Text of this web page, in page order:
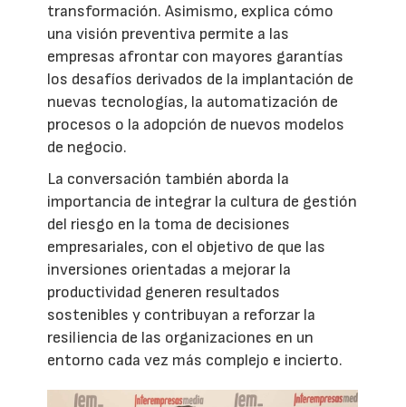
transformación. Asimismo, explica cómo
una visión preventiva permite a las
empresas afrontar con mayores garantías
los desafíos derivados de la implantación de
nuevas tecnologías, la automatización de
procesos o la adopción de nuevos modelos
de negocio.
La conversación también aborda la
importancia de integrar la cultura de gestión
del riesgo en la toma de decisiones
empresariales, con el objetivo de que las
inversiones orientadas a mejorar la
productividad generen resultados
sostenibles y contribuyan a reforzar la
resiliencia de las organizaciones en un
entorno cada vez más complejo e incierto.